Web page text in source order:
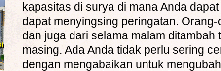
kapasitas di surya di mana Anda
dapat menyingsing peringatan.
dan juga dari selama malam ditambah
masing. Ada Anda tidak perlu sering
dengan mengabaikan untuk